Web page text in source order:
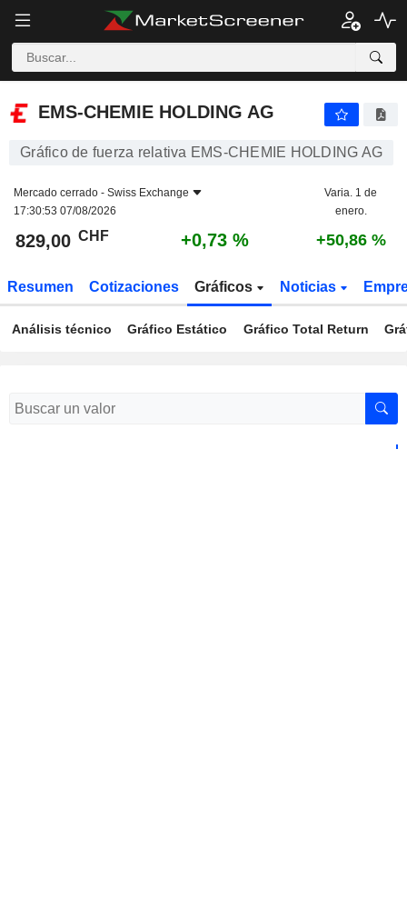
EMS-CHEMIE HOLDING AG
Gráfico de fuerza relativa EMS-CHEMIE HOLDING AG
Mercado cerrado - Swiss Exchange
17:30:53 07/08/2026
Varia. 1 de
enero.
829,00 CHF +0,73 % +50,86 %
Resumen Cotizaciones Gráficos Noticias
Análisis técnico Gráfico Estático Gráfico Total Return